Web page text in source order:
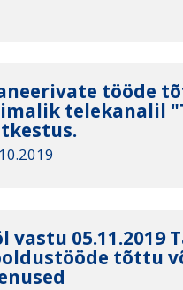
tööde
telekanalil
vastu
tõttu